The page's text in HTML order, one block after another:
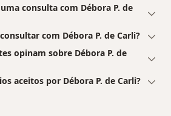
consulta com Débora P. de
com Débora P. de Carli?
opinam sobre Débora P. de
aceitos por Débora P. de Carli?